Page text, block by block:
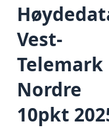
Vest-
Telemark
Nordre
10pkt